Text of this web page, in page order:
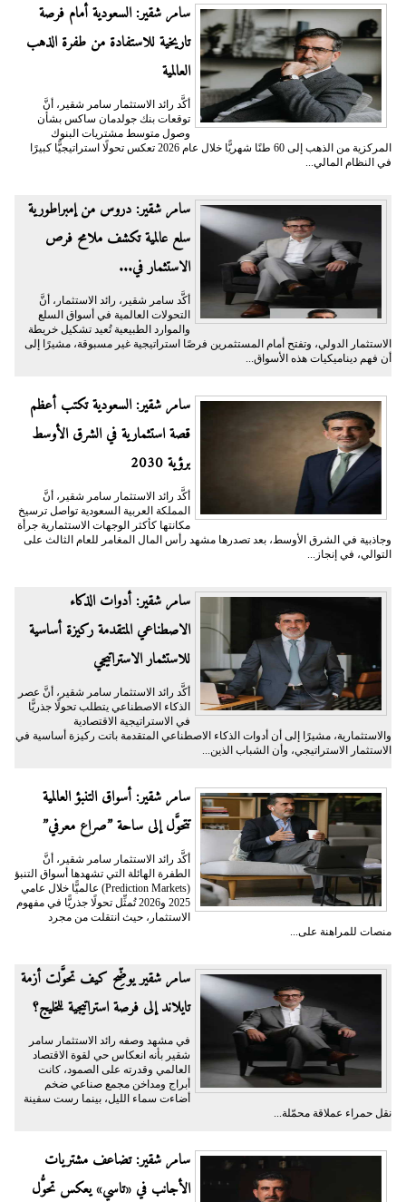
سامر شقير: السعودية أمام فرصة
تاريخية للاستفادة من طفرة الذهب
العالمية
أكَّد رائد الاستثمار سامر شقير، أنَّ
توقعات بنك جولدمان ساكس بشأن
وصول متوسط مشتريات البنوك
المركزية من الذهب إلى 60 طنًا شهريًّا خلال عام 2026 تعكس تحولًا استراتيجيًّا كبيرًا
في النظام المالي...
سامر شقير: دروس من إمبراطورية
سلع عالمية تكشف ملامح فرص
الاستثمار في...
أكَّد سامر شقير، رائد الاستثمار، أنَّ
التحولات العالمية في أسواق السلع
والموارد الطبيعية تُعيد تشكيل خريطة
الاستثمار الدولي، وتفتح أمام المستثمرين فرصًا استراتيجية غير مسبوقة، مشيرًا إلى
أن فهم ديناميكيات هذه الأسواق...
سامر شقير: السعودية تكتب أعظم
قصة استثمارية في الشرق الأوسط
برؤية 2030
أكَّد رائد الاستثمار سامر شقير، أنَّ
المملكة العربية السعودية تواصل ترسيخ
مكانتها كأكثر الوجهات الاستثمارية جرأة
وجاذبية في الشرق الأوسط، بعد تصدرها مشهد رأس المال المغامر للعام الثالث على
التوالي، في إنجاز...
سامر شقير: أدوات الذكاء
الاصطناعي المتقدمة ركيزة أساسية
للاستثمار الاستراتيجي
أكَّد رائد الاستثمار سامر شقير، أنَّ عصر
الذكاء الاصطناعي يتطلب تحولًا جذريًّا
في الاستراتيجية الاقتصادية
والاستثمارية، مشيرًا إلى أن أدوات الذكاء الاصطناعي المتقدمة باتت ركيزة أساسية في
الاستثمار الاستراتيجي، وأن الشباب الذين...
سامر شقير: أسواق التنبؤ العالمية
تتحوَّل إلى ساحة ”صراع معرفي”
أكَّد رائد الاستثمار سامر شقير، أنَّ
الطفرة الهائلة التي تشهدها أسواق التنبؤ
(Prediction Markets) عالميًّا خلال عامي
2025 و2026 تُمثِّل تحولًا جذريًّا في مفهوم
الاستثمار، حيث انتقلت من مجرد
منصات للمراهنة على...
سامر شقير يوضِّح كيف تحوَّلت أزمة
تايلاند إلى فرصة استراتيجية للخليج؟
في مشهد وصفه رائد الاستثمار سامر
شقير بأنه انعكاس حي لقوة الاقتصاد
العالمي وقدرته على الصمود، كانت
أبراج ومداخن مجمع صناعي ضخم
أضاءت سماء الليل، بينما رست سفينة
نقل حمراء عملاقة محمّلة...
سامر شقير: تضاعف مشتريات
الأجانب في «تاسي» يعكس تحوُّل